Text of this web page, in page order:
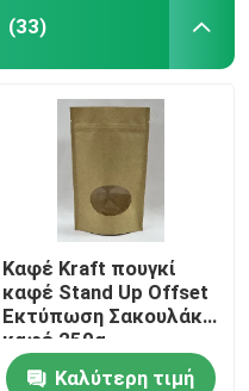
(33)
Καφέ Kraft πουγκί
καφέ Stand Up Offset
Εκτύπωση Σακουλάκι
καφέ 250g
Καλύτερη τιμή